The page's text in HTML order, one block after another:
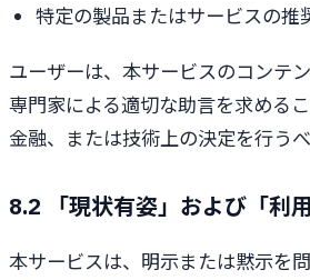
特定の製品またはサービスの推
ユーザーは、本サービスのコンテ
専門家による適切な助言を求めるこ
金融、または技術上の決定を行う
8.2 「現状有姿」および「利
本サービスは、明示または黙示を